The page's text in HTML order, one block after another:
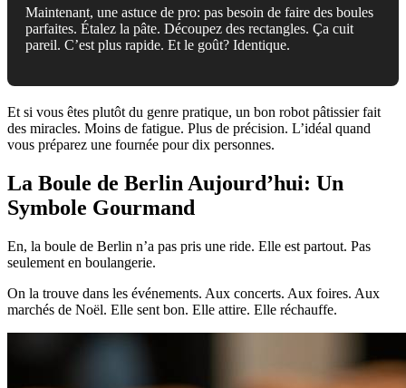
Maintenant, une astuce de pro: pas besoin de faire des boules
parfaites. Étalez la pâte. Découpez des rectangles. Ça cuit
pareil. C’est plus rapide. Et le goût? Identique.
Et si vous êtes plutôt du genre pratique, un bon robot pâtissier fait
des miracles. Moins de fatigue. Plus de précision. L’idéal quand
vous préparez une fournée pour dix personnes.
La Boule de Berlin Aujourd’hui: Un
Symbole Gourmand
En, la boule de Berlin n’a pas pris une ride. Elle est partout. Pas
seulement en boulangerie.
On la trouve dans les événements. Aux concerts. Aux foires. Aux
marchés de Noël. Elle sent bon. Elle attire. Elle réchauffe.